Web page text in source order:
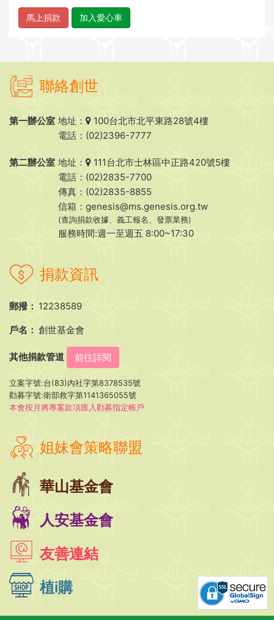
馬上捐款 加入愛心車
聯絡創世
第一辦公室 地址：
100台北市北平東路28號4樓
電話：(02)2396-7777
第二辦公室 地址：
111台北市士林區中正路420號5樓
電話：(02)2835-7700
傳真：(02)2835-8855
信箱： genesis@ms.genesis.org.tw
(查詢捐款收據、義工報名、發票業務)
服務時間:週一至週五 8:00~17:30
捐款資訊
郵撥： 12238589
戶名： 創世基金會
其他捐款管道 前往詳閱
立案字號:台(83)內社字第8378535號
勸募字號:衛部救字第1141365055號
本會按月將專案款項匯入勸募指定帳戶
姐妹會策略聯盟
華山基金會
人安基金會
友善連結
植i購